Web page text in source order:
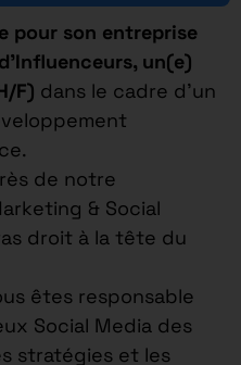
pour son entreprise
un(e)
F) dans le cadre d’un
de notre
& Social
droit à la tête du
êtes responsable
Social Media des
stratégies et les